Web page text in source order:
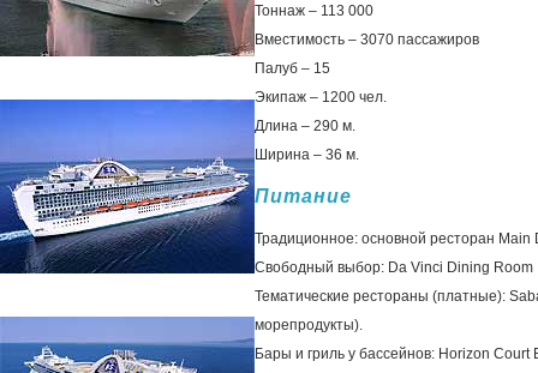
Тоннаж – 113 000
Вместимость – 3070 пассажиров
Палуб – 15
Экипаж – 1200 чел.
Длина – 290 м.
Ширина – 36 м.
Питание
Традиционное: основной ресторан
Свободный выбор: Da Vinci Dining Room
Тематические рестораны (платные):
морепродукты).
Бары и гриль у бассейнов: Horizon